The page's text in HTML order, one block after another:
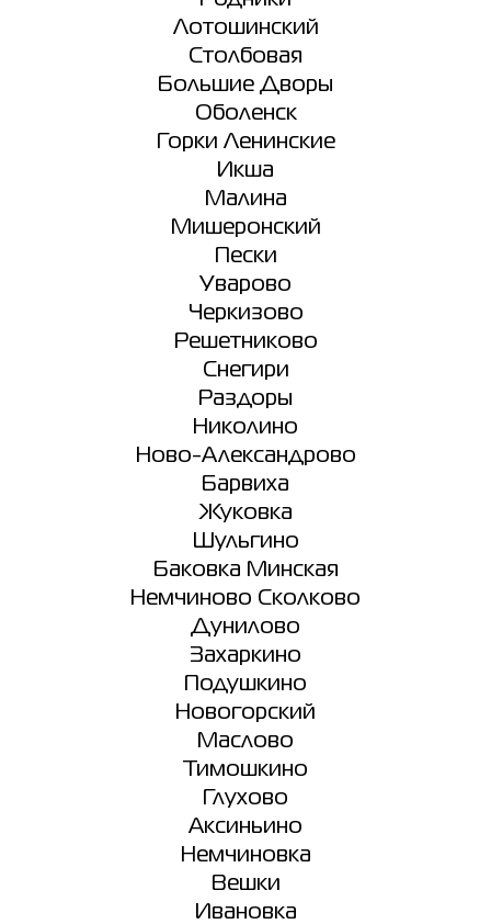
Лотошинский
Столбовая
Большие Дворы
Оболенск
Горки Ленинские
Икша
Малина
Мишеронский
Пески
Уварово
Черкизово
Решетниково
Снегири
Раздоры
Николино
Ново-Александрово
Барвиха
Жуковка
Шульгино
Баковка Минская
Немчиново Сколково
Дунилово
Захаркино
Подушкино
Новогорский
Маслово
Тимошкино
Глухово
Аксиньино
Немчиновка
Вешки
Ивановка